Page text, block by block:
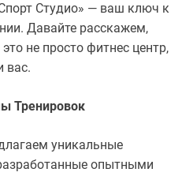
Студио» — ваш ключ к
Давайте расскажем,
не просто фитнес центр,
вас.
Тренировок
уникальные
опытными